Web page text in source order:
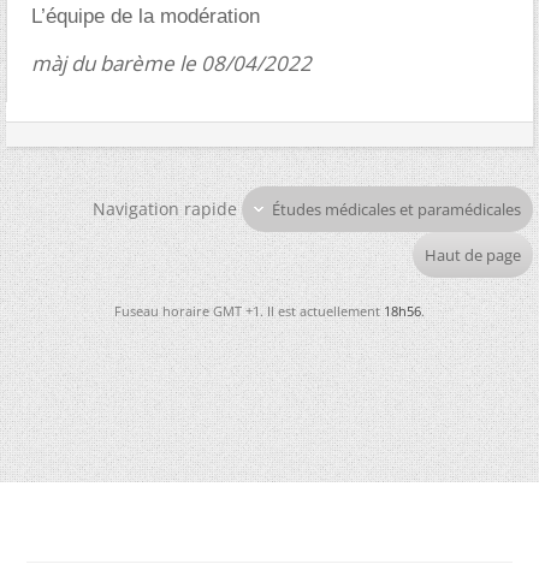
L’équipe de la modération
màj du barème le 08/04/2022
Navigation rapide Études médicales et paramédicales
Haut de page
Fuseau horaire GMT +1. Il est actuellement18h56.